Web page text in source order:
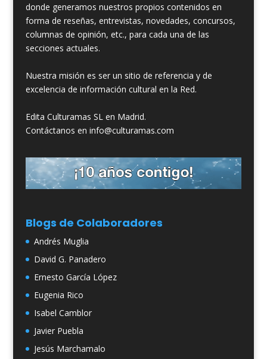
donde generamos nuestros propios contenidos en
forma de reseñas, entrevistas, novedades, concursos,
columnas de opinión, etc., para cada una de las
secciones actuales.
Nuestra misión es ser un sitio de referencia y de
excelencia de información cultural en la Red.
Edita Culturamas SL en Madrid.
Contáctanos en info@culturamas.com
Blogs de Colaboradores
Andrés Muglia
David G. Panadero
Ernesto García López
Eugenia Rico
Isabel Camblor
Javier Puebla
Jesús Marchamalo